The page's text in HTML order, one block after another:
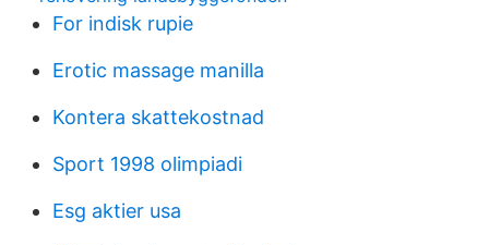
For indisk rupie
Erotic massage manilla
Kontera skattekostnad
Sport 1998 olimpiadi
Esg aktier usa